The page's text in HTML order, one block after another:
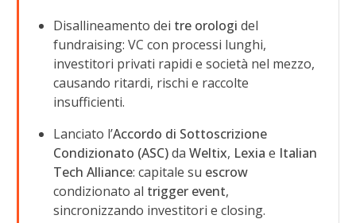
Disallineamento dei tre orologi del
fundraising: VC con processi lunghi,
investitori privati rapidi e società nel mezzo,
causando ritardi, rischi e raccolte
insufficienti.
Lanciato l’Accordo di Sottoscrizione
Condizionato (ASC)daWeltix, Lexia e Italian
Tech Alliance: capitale su escrow
condizionato al trigger event,
sincronizzando investitori e closing.